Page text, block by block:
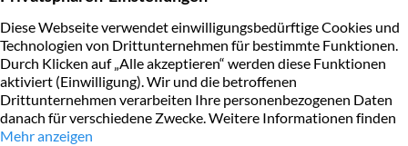
28757 Bremen
KONTAKT AUFNEHMEN